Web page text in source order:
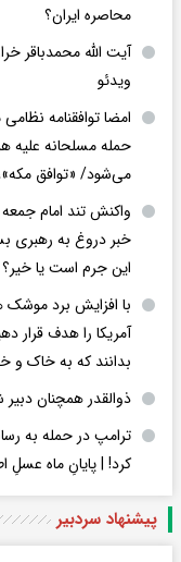
محاصره ایران؟
آیت الله محمدباقر
ویدئو
امضا توافقنامه
می‌شود/ «توافق مکه»،
واکنش تند امام
خبر دروغ به رهبری
این جرم است یا خیر؟
آمریکا را هدف قرار
بدانند که به خاک
ذوالقدر همچنان
ترامپ در حمله‌ به
کرد! |‌ پایانِ ماه عسلِ
پیشنهاد سردبیر